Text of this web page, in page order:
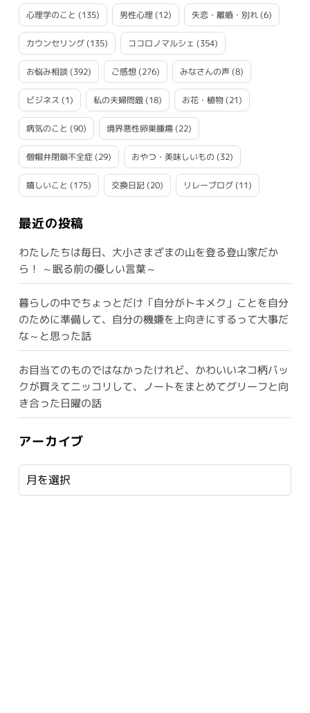
心理学のこと (135) 男性心理(12) 失恋・離婚・別れ(6)
カウンセリング(135) ココロノマルシェ (354)
お悩み相談(392) ご感想(276) みなさんの声(8)
ビジネス (1) 私の夫婦問題(18) お花・植物(21)
病気のこと (90) 境界悪性卵巣腫瘍(22)
僧帽弁閉鎖不全症(29) おやつ・美味しいもの (32)
嬉しいこと (175) 交換日記(20) リレーブログ(11)
最近の投稿
わたしたちは毎日、大小さまざまの山を登る登山家だか
ら！ ～眠る前の優しい言葉～
暮らしの中でちょっとだけ「自分がトキメク」ことを自分
のために準備して、自分の機嫌を上向きにするって大事だ
な～と思った話
お目当てのものではなかったけれど、かわいいネコ柄バッ
クが買えてニッコリして、ノートをまとめてグリーフと向
き合った日曜の話
アーカイブ